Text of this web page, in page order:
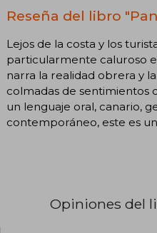
Reseña del libro
Lejos de la costa y los
particularmente caluroso
narra la realidad obrera y
colmadas de sentimientos
un lenguaje oral, canario,
contemporáneo, este es
Opiniones del